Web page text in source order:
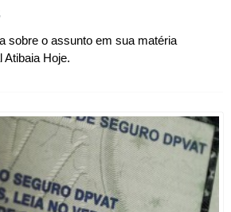
sobre o assunto em sua matéria
Atibaia Hoje.